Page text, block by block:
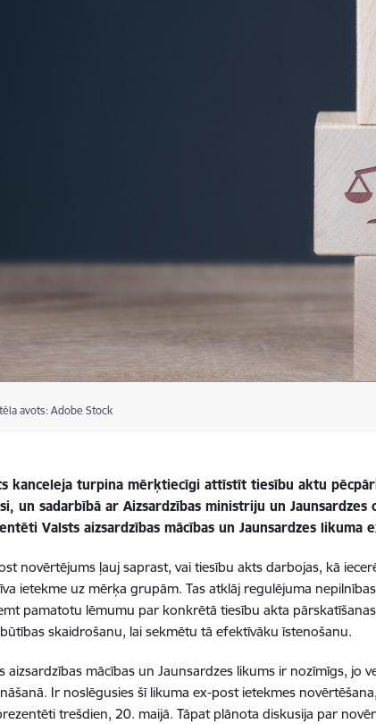
avots: Adobe Stock
kanceleja turpina mērķtiecīgi attīstīt tiesību aktu
un sadarbībā ar Aizsardzības ministriju un
Valsts aizsardzības mācības un Jaunsardzes
novērtējums ļauj saprast, vai tiesību akts darbojas, kā
ietekme uz mērķa grupām.Tas atklāj regulējuma
pamatotu lēmumu par konkrētā tiesību akta
skaidrošanu, lai sekmētu tā efektīvāku īstenošanu.
aizsardzības mācības un Jaunsardzes likums ir nozīmīgs, jo
Ir noslēgusies šī likuma ex-post ietekmes
trešdien, 20. maijā. Tāpat plānota diskusija par